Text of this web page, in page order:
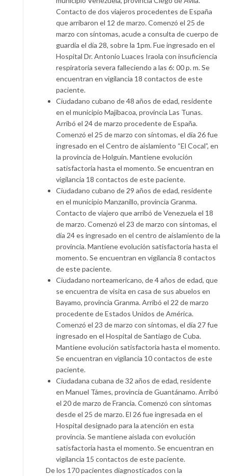
Contacto de dos viajeros procedentes de España
que arribaron el 12 de marzo. Comenzó el 25 de
marzo con síntomas, acude a consulta de cuerpo de
guardia el día 28, sobre la 1pm. Fue ingresado en el
Hospital Dr. Antonio Luaces Iraola con insuficiencia
respiratoria severa falleciendo a las 6: 00 p. m. Se
encuentran en vigilancia 18 contactos de este
paciente.
Ciudadano cubano de 48 años de edad, residente
en el municipio Majibacoa, provincia Las Tunas.
Arribó el 24 de marzo procedente de España.
Comenzó el 25 de marzo con síntomas, el día 26 fue
ingresado en el Centro de aislamiento “El Cocal”, en
la provincia de Holguín. Mantiene evolución
satisfactoria hasta el momento. Se encuentran en
vigilancia 18 contactos de este paciente.
Ciudadano cubano de 29 años de edad, residente
en el municipio Manzanillo, provincia Granma.
Contacto de viajero que arribó de Venezuela el 18
de marzo. Comenzó el 23 de marzo con síntomas, el
día 24 es ingresado en el centro de aislamiento de la
provincia. Mantiene evolución satisfactoria hasta el
momento. Se encuentran en vigilancia 8 contactos
de este paciente.
Ciudadano norteamericano, de 4 años de edad, que
se encuentra de visita en casa de sus abuelos en
Bayamo, provincia Granma. Arribó el 22 de marzo
procedente de Estados Unidos de América.
Comenzó el 23 de marzo con síntomas, el día 27 fue
ingresado en el Hospital de Santiago de Cuba.
Mantiene evolución satisfactoria hasta el momento.
Se encuentran en vigilancia 10 contactos de este
paciente.
Ciudadana cubana de 32 años de edad, residente
en Manuel Támes, provincia de Guantánamo. Arribó
el 20 de marzo de Francia. Comenzó con síntomas
desde el 25 de marzo. El 26 fue ingresada en el
Hospital designado para la atención en esta
provincia. Se mantiene aislada con evolución
satisfactoria hasta el momento. Se encuentran en
vigilancia 15 contactos de este paciente.
De los 170 pacientes diagnosticados con la